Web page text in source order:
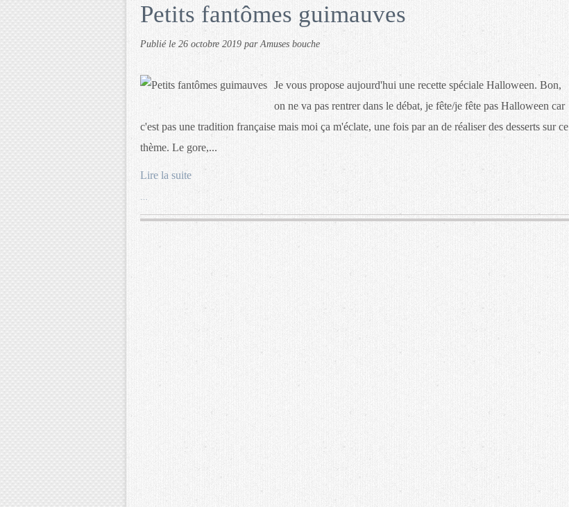
Petits fantômes guimauves
Publié le 26 octobre 2019 par Amuses bouche
Je vous propose aujourd'hui une recette spéciale Halloween. Bon,
on ne va pas rentrer dans le débat, je fête/je fête pas Halloween car
c'est pas une tradition française mais moi ça m'éclate, une fois par an de réaliser des desserts sur ce
thème. Le gore,...
Lire la suite